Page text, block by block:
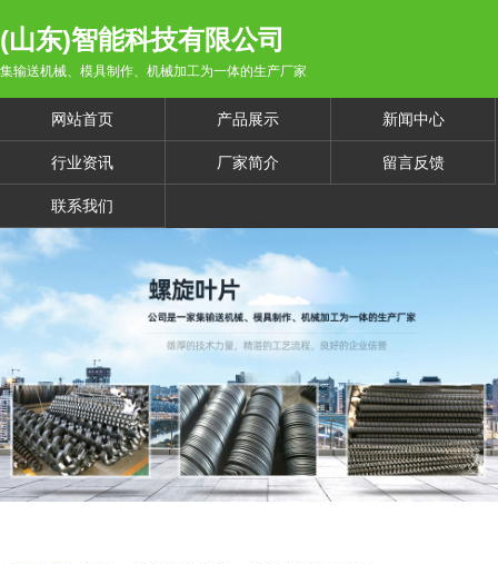
(山东)智能科技有限公司
集输送机械、模具制作、机械加工为一体的生产厂家
网站首页 产品展示 新闻中心
行业资讯 厂家简介 留言反馈
联系我们